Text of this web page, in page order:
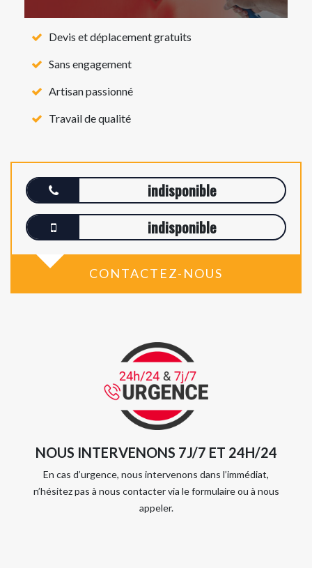
Devis et déplacement gratuits
Sans engagement
Artisan passionné
Travail de qualité
indisponible
indisponible
CONTACTEZ-NOUS
NOUS INTERVENONS 7J/7 ET 24H/24
En cas d’urgence, nous intervenons dans l’immédiat,
n’hésitez pas à nous contacter via le formulaire ou à nous
appeler.